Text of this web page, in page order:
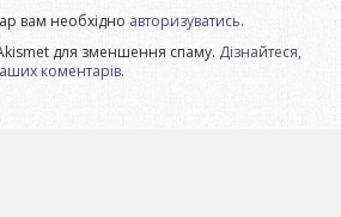
вам необхідно авторизуватись.
для зменшення спаму. Дізнайтеся,
коментарів.